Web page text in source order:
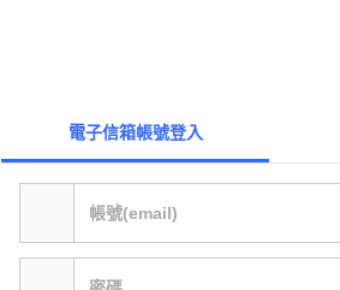
電子信箱帳號登入